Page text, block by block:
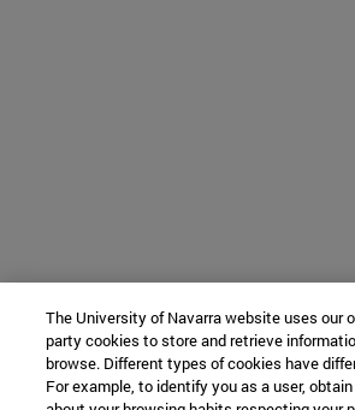
The University of Navarra website uses our
party cookies to store and retrieve
browse. Different types of cookies have
For example, to identify you as a user,